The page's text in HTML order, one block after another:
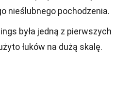
nieślubnego pochodzenia.
była jedną z pierwszych
łuków na dużą skalę.